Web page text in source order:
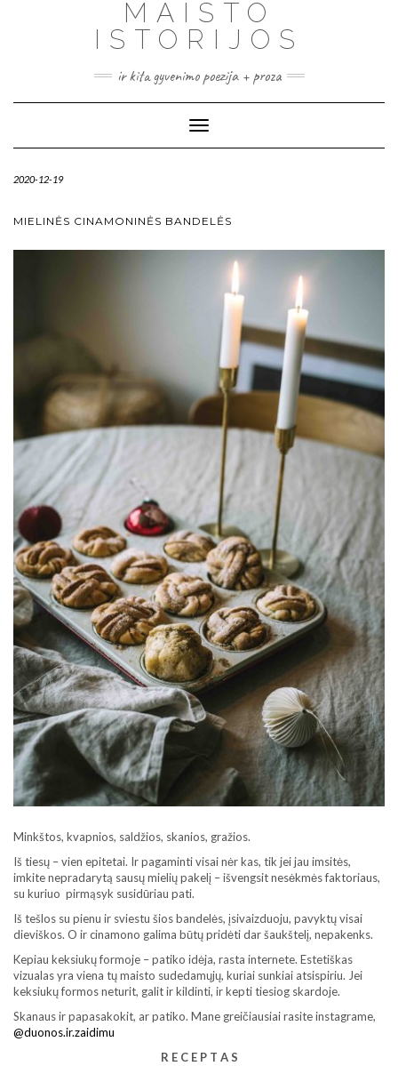
MAISTO
ISTORIJOS
ir kita gyvenimo poezija + proza
Toggle
Navigation
2020-12-19
MIELINĖS CINAMONINĖS BANDELĖS
Minkštos, kvapnios, saldžios, skanios, gražios.
Iš tiesų – vien epitetai. Ir pagaminti visai nėr kas, tik jei jau imsitės,
imkite nepradarytą sausų mielių pakelį – išvengsit nesėkmės faktoriaus,
su kuriuo pirmąsyk susidūriau pati.
Iš tešlos su pienu ir sviestu šios bandelės, įsivaizduoju, pavyktų visai
dieviškos. O ir cinamono galima būtų pridėti dar šaukštelį, nepakenks.
Kepiau keksiukų formoje – patiko idėja, rasta internete. Estetiškas
vizualas yra viena tų maisto sudedamųjų, kuriai sunkiai atsispiriu. Jei
keksiukų formos neturit, galit ir kildinti, ir kepti tiesiog skardoje.
Skanaus ir papasakokit, ar patiko. Mane greičiausiai rasite instagrame,
@duonos.ir.zaidimu
R E C E P T A S